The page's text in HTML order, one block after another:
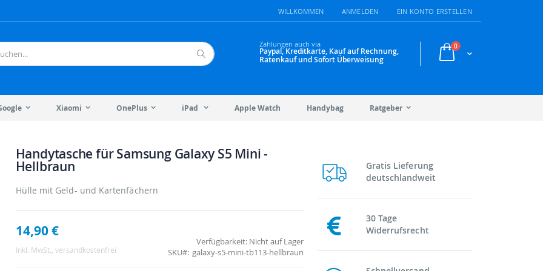
WILLKOMMEN ANMELDEN EIN KONTO ERSTELLEN
Warenkorb
0Artikel
Zahlungen auch via
Paypal, Kreditkarte, Kauf auf Rechnung,
Ratenkauf und Sofort Überweisung
Xiaomi OnePlus iPad Apple Watch Handybag Ratgeber
Handytasche für Samsung Galaxy S5 Mini -
Hellbraun
Hülle mit Geld- und Kartenfächern
14,90 €
Inkl. MwSt. , versandkostenfrei
Verfügbarkeit: Nicht auf Lager
SKU
galaxy-s5-mini-tb113-hellbraun
Gratis Lieferung
deutschlandweit
30 Tage
Widerrufsrecht